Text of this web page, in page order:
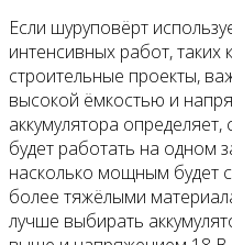
Если шуруповёрт
интенсивных работ, таких
строительные проекты,
высокой ёмкостью и
аккумулятора
будет работать на одном
насколько мощным будет
более тяжёлыми
лучше выбирать